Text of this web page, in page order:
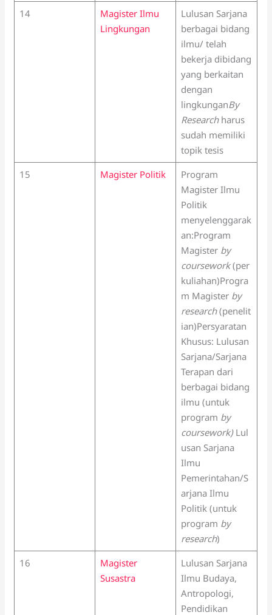
14
Magister Ilmu
Lingkungan
Lulusan Sarjana
berbagai bidang
ilmu/ telah
bekerja dibidang
yang berkaitan
dengan
lingkunganBy
Researchharus
sudah memiliki
topik tesis
15
Magister Politik
Program
Magister Ilmu
Politik
menyelenggarak
an:Program
Magister by
coursework(per
kuliahan)Progra
m Magister by
research(penelit
ian)Persyaratan
Khusus: Lulusan
Sarjana/Sarjana
Terapan dari
berbagai bidang
ilmu (untuk
program by
coursework)Lul
usan Sarjana
Ilmu
Pemerintahan/S
arjana Ilmu
Politik (untuk
program by
research)
16
Magister
Susastra
Lulusan Sarjana
Ilmu Budaya,
Antropologi,
Pendidikan